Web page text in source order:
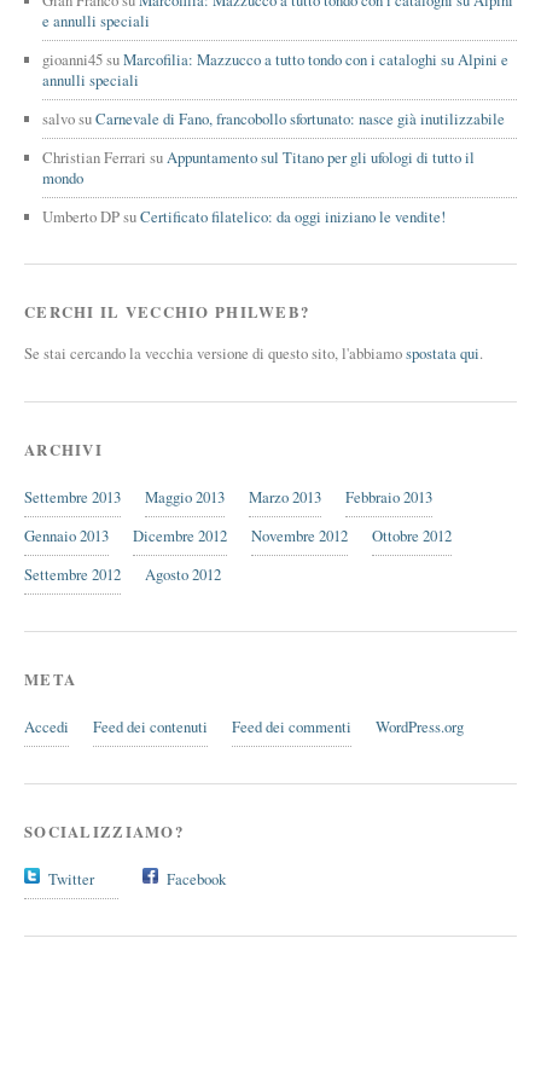
e annulli speciali
gioanni45suMarcofilia: Mazzucco a tutto tondo con i cataloghi su Alpini e
annulli speciali
salvosuCarnevale di Fano, francobollo sfortunato: nasce già inutilizzabile
Christian Ferrari su Appuntamento sul Titano per gli ufologi di tutto il
mondo
Umberto DPsuCertificato filatelico: da oggi iniziano le vendite!
CERCHI IL VECCHIO PHILWEB?
Se stai cercando la vecchia versione di questo sito, l'abbiamospostata qui.
ARCHIVI
Settembre 2013 Maggio 2013 Marzo 2013
Febbraio 2013
Gennaio 2013
Dicembre 2012 Novembre 2012
Ottobre 2012
Settembre 2012
Agosto 2012
META
Accedi Feed dei contenuti Feed dei commenti WordPress.org
SOCIALIZZIAMO?
Twitter Facebook